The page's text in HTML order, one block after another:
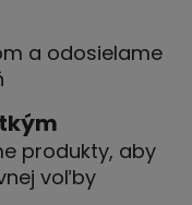
a odosielame
produkty, aby
voľby